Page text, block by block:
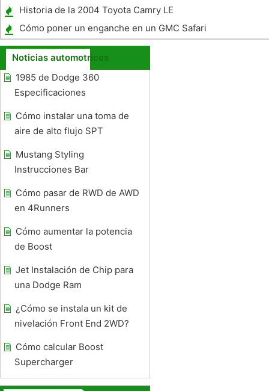
Historia de la 2004 Toyota Camry LE
vehículo
Cómo poner un enganche en un GMC Safari
Noticias automotrices
1985 de Dodge 360 ​​
Especificaciones
Cómo instalar una toma de
aire de alto flujo SPT
Mustang Styling
Instrucciones Bar
Cómo pasar de RWD de AWD
en 4Runners
Cómo aumentar la potencia
de Boost
Jet Instalación de Chip para
una Dodge Ram
¿Cómo se instala un kit de
nivelación Front End 2WD?
Cómo calcular Boost
Supercharger